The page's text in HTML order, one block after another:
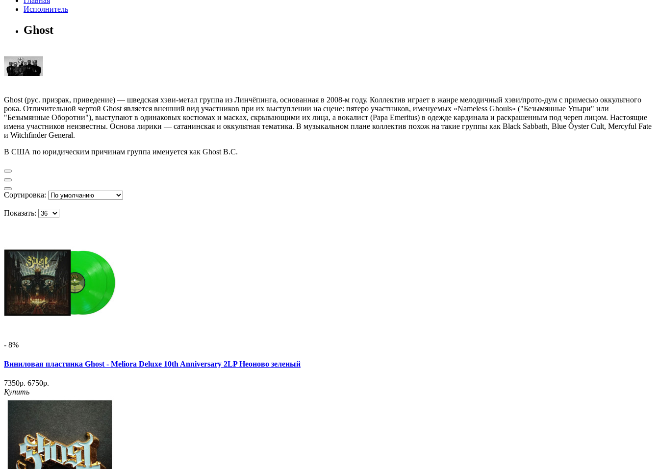
Исполнитель
Ghost
Ghost (рус. призрак, приведение) — шведская хэви-метал группа из Линчёпинга, основанная в 2008-м году. Коллектив играет в жанре мелодичный хэви/прото-дум с примесью оккультного
рока. Отличительной чертой Ghost является внешний вид участников при их выступлении на сцене: пятеро участников, именуемых «Nameless Ghouls» ("Безымянные Упыри" или
"Безымянные Оборотни"), выступают в одинаковых костюмах и масках, скрывающими их лица, а вокалист (Papa Emeritus) в одежде кардинала и раскрашенным под череп лицом. Настоящие
имена участников неизвестны. Основа лирики — сатанинская и оккультная тематика. В музыкальном плане коллектив похож на такие группы как Black Sabbath, Blue Öyster Cult, Mercyful Fate
и Witchfinder General.
В США по юридическим причинам группа именуется как Ghost B.C.
Сортировка:
Показать:
- 8%
Виниловая пластинка Ghost - Meliora Deluxe 10th Anniversary 2LP Неоново зеленый
7350р. 6750р.
Купить